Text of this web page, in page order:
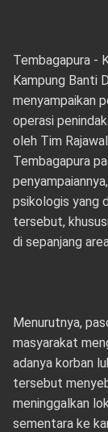
Tembagapura -
Kampung Banti
menyampaikan
operasi
oleh Tim
Tembagapura
psikologis yang
tersebut,
di sepanjang
Menurutnya,
masyarakat
adanya korban
tersebut
meninggalkan
sementara ke